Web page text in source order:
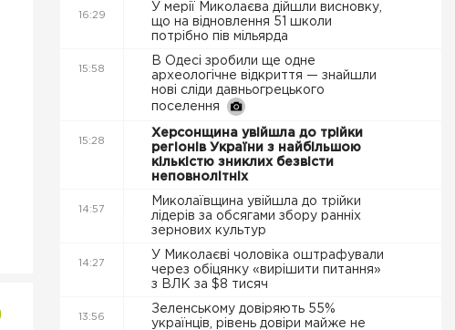
16:29
У мерії Миколаєва дійшли висновку,
що на відновлення 51 школи
потрібно пів мільярда
15:58
В Одесі зробили ще одне
археологічне відкриття — знайшли
нові сліди давньогрецького
поселення
15:28
Херсонщина увійшла до трійки
регіонів України з найбільшою
кількістю зниклих безвісти
неповнолітніх
14:57
Миколаївщина увійшла до трійки
лідерів за обсягами збору ранніх
зернових культур
14:27
У Миколаєві чоловіка оштрафували
через обіцянку «вирішити питання»
з ВЛК за $8 тисяч
13:56
Зеленському довіряють 55%
українців, рівень довіри майже не